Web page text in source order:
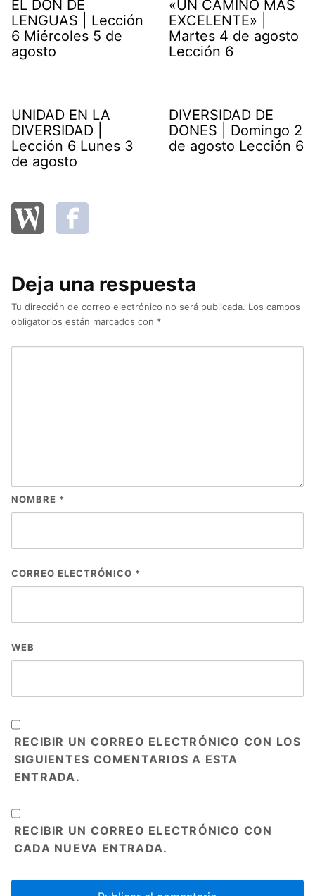
EL DON DE
LENGUAS | Lección
6 Miércoles 5 de
agosto
«UN CAMINO MÁS
EXCELENTE» |
Martes 4 de agosto
Lección 6
UNIDAD EN LA
DIVERSIDAD |
Lección 6 Lunes 3
de agosto
DIVERSIDAD DE
DONES | Domingo 2
de agosto Lección 6
Deja una respuesta
Tu dirección de correo electrónico no será publicada. Los campos
obligatorios están marcados con *
NOMBRE *
CORREO ELECTRÓNICO *
WEB
RECIBIR UN CORREO ELECTRÓNICO CON LOS
SIGUIENTES COMENTARIOS A ESTA
ENTRADA.
RECIBIR UN CORREO ELECTRÓNICO CON
CADA NUEVA ENTRADA.